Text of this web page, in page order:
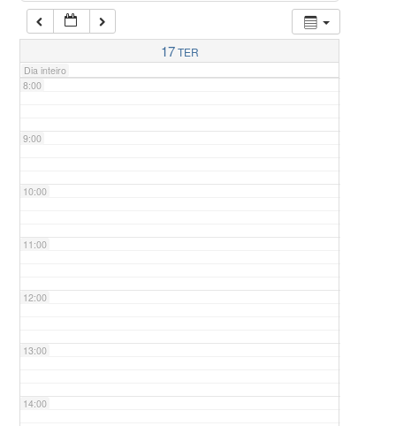
17TER
Dia inteiro
7:00
8:00
9:00
10:00
11:00
12:00
13:00
14:00